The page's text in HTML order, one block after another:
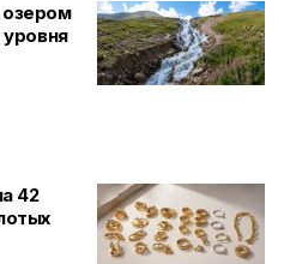
озером
уровня
42